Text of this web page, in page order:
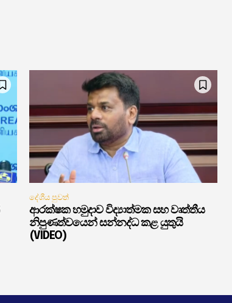
දේශීය පුවත්
ආරක්ෂක හමුදාව විද්‍යාත්මක සහ වෘත්තීය
නිපුණත්වයෙන් සන්නද්ධ කළ යුතුයි
(VIDEO)